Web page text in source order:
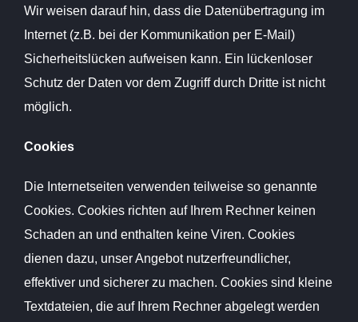
Wir weisen darauf hin, dass die Datenübertragung im
Internet (z.B. bei der Kommunikation per E-Mail)
Sicherheitslücken aufweisen kann. Ein lückenloser
Schutz der Daten vor dem Zugriff durch Dritte ist nicht
möglich.
Cookies
Die Internetseiten verwenden teilweise so genannte
Cookies. Cookies richten auf Ihrem Rechner keinen
Schaden an und enthalten keine Viren. Cookies
dienen dazu, unser Angebot nutzerfreundlicher,
effektiver und sicherer zu machen. Cookies sind kleine
Textdateien, die auf Ihrem Rechner abgelegt werden